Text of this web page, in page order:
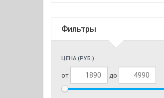
Фильтры
ЦЕНА (РУБ.)
от до